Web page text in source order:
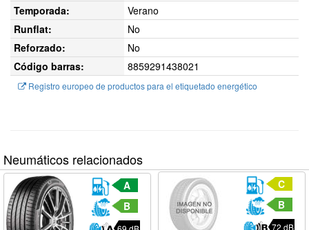
Temporada:
Verano
Runflat:
No
Reforzado:
No
Código barras:
8859291438021
Registro europeo de productos para el etiquetado energético
Neumáticos relacionados
A
B
C
B
72 dB